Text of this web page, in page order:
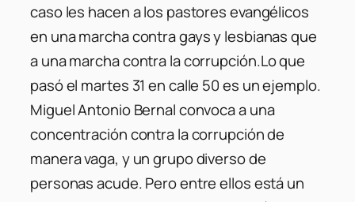
caso les hacen a los pastores evangélicos
en una marcha contra gays y lesbianas que
a una marcha contra la corrupción.Lo que
pasó el martes 31 en calle 50 es un ejemplo.
Miguel Antonio Bernal convoca a una
concentración contra la corrupción de
manera vaga, y un grupo diverso de
personas acude. Pero entre ellos está un